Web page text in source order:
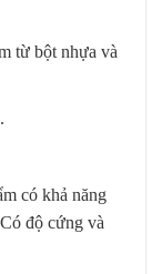
từ bột nhựa và
có khả năng
độ cứng và